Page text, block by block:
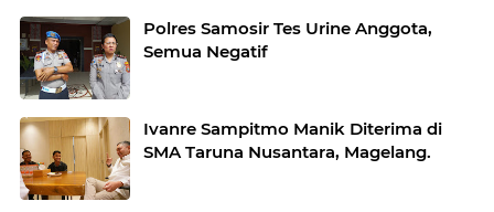
Polres Samosir Tes Urine Anggota,
Semua Negatif
Ivanre Sampitmo Manik Diterima di
SMA Taruna Nusantara, Magelang.